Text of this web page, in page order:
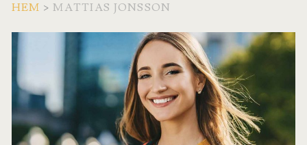
HEM >MATTIAS JONSSON
Författare:
<span>Mattias
Jonsson</span>